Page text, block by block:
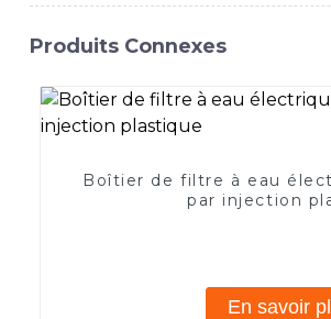
Produits Connexes
Boîtier de filtre à eau
par injection
En savoir